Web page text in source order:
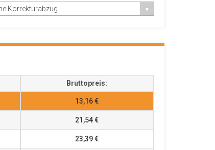
Korrekturabzug
Bruttopreis:
13,16 €
21,54 €
23,39 €